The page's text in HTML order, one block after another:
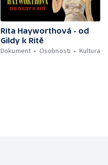
Rita Hayworthová - od
Gildy k Ritě
Dokument
Osobnosti Kultura